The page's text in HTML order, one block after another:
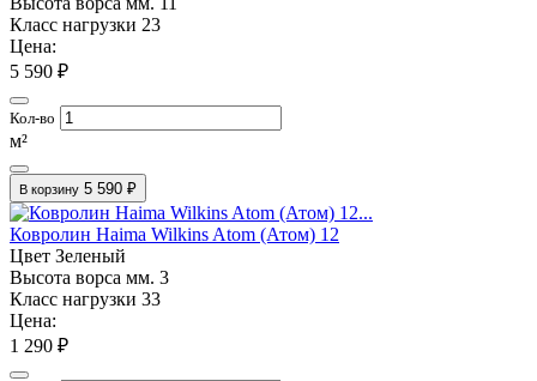
Класс нагрузки 23
Цена:
5 590 ₽
Кол-во
м²
В корзину 5 590 ₽
Ковролин Haima Wilkins Atom (Атом) 12
Цвет Зеленый
Высота ворса мм. 3
Класс нагрузки 33
Цена:
1 290 ₽